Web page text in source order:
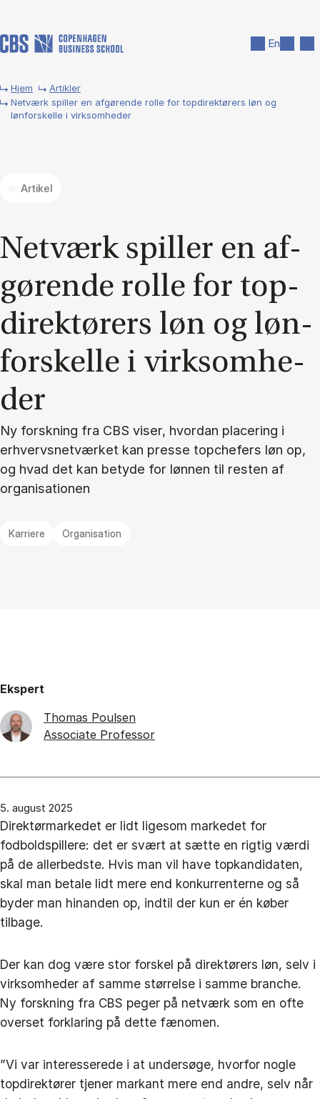
En
Hjem
Artikler
Netværk spiller en afgørende rolle for topdirektørers løn og
lønforskelle i virksomheder
Artikel
Net­værk spil­ler en af­
gø­ren­de rol­le for top­
di­rek­tø­rers løn og løn­
for­skel­le i virk­som­he­
der
Ny forskning fra CBS viser, hvordan placering i
erhvervsnetværket kan presse topchefers løn op,
og hvad det kan betyde for lønnen til resten af
organisationen
Karriere Organisation
Ekspert
Thomas Poulsen
Associate Professor
5. august 2025
Direktørmarkedet er lidt ligesom markedet for
fodboldspillere: det er svært at sætte en rigtig værdi
på de allerbedste. Hvis man vil have topkandidaten,
skal man betale lidt mere end konkurrenterne og så
byder man hinanden op, indtil der kun er én køber
tilbage.
Der kan dog være stor forskel på direktørers løn, selv i
virksomheder af samme størrelse i samme branche.
Ny forskning fra CBS peger på netværk som en ofte
overset forklaring på dette fænomen.
”Vi var interesserede i at undersøge, hvorfor nogle
topdirektører tjener markant mere end andre, selv når